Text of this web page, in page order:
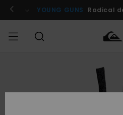
l'information
le
Se connecter / s'inscrire
YOUNG GUNS Radical
Vêtements
Vêtements
Homme
Homme
Outlet
Homme
Accéder à
commande